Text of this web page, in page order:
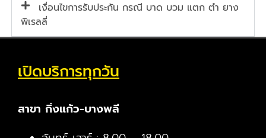
เงื่อนไขการรับประกัน กรณี บาด บวม แตก ตำ ยาง
พิเรลลี่
เปิดบริการทุกวัน
สาขา กิ่งแก้ว-บางพลี